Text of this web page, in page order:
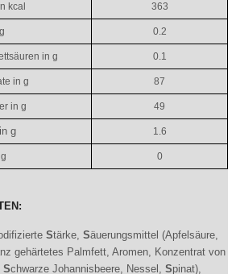
kcal 363
0.2
in g 0.1
in g 87
in g 49
g 1.6
0
Stärke, Säuerungsmittel (Apfelsäure,
gehärtetes Palmfett, Aromen, Konzentrat von
Schwarze Johannisbeere, Nessel, Spinat),